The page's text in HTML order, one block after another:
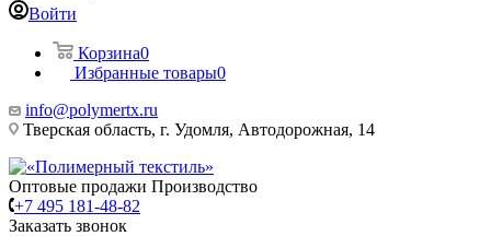
Войти
Корзина0
Избранные товары0
info@polymertx.ru
Тверская область, г. Удомля, Автодорожная, 14
Оптовые продажи Производство
+7 495 181-48-82
Заказать звонок